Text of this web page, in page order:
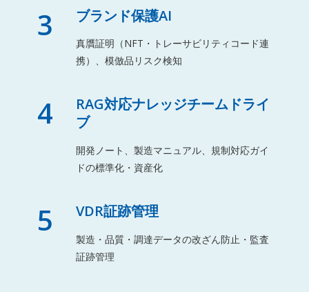
3 ブランド保護AI
真贋証明（NFT・トレーサビリティコード連
携）、模倣品リスク検知
4
RAG対応ナレッジチームドライ
ブ
開発ノート、製造マニュアル、規制対応ガイ
ドの標準化・資産化
5 VDR証跡管理
製造・品質・調達データの改ざん防止・監査
証跡管理